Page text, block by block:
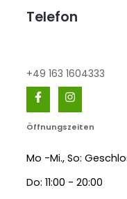
Telefon
+49 163 1604333
Öffnungszeiten
Mo -Mi., So:
Do: 11:00 - 20:00